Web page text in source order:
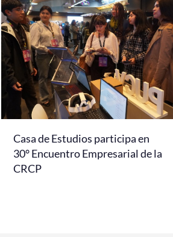
Casa de Estudios participa en
30° Encuentro Empresarial de la
CRCP